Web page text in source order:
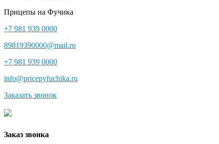
Прицепы на Фучика
+7 981 939 0000
89819390000@mail.ru
+7 981 939 0000
info@pricepyfuchika.ru
Заказать звонок
Заказ звонка